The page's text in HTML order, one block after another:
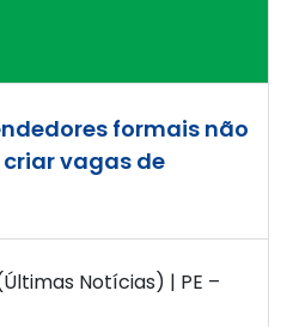
formais não
vagas de
Notícias) | PE –